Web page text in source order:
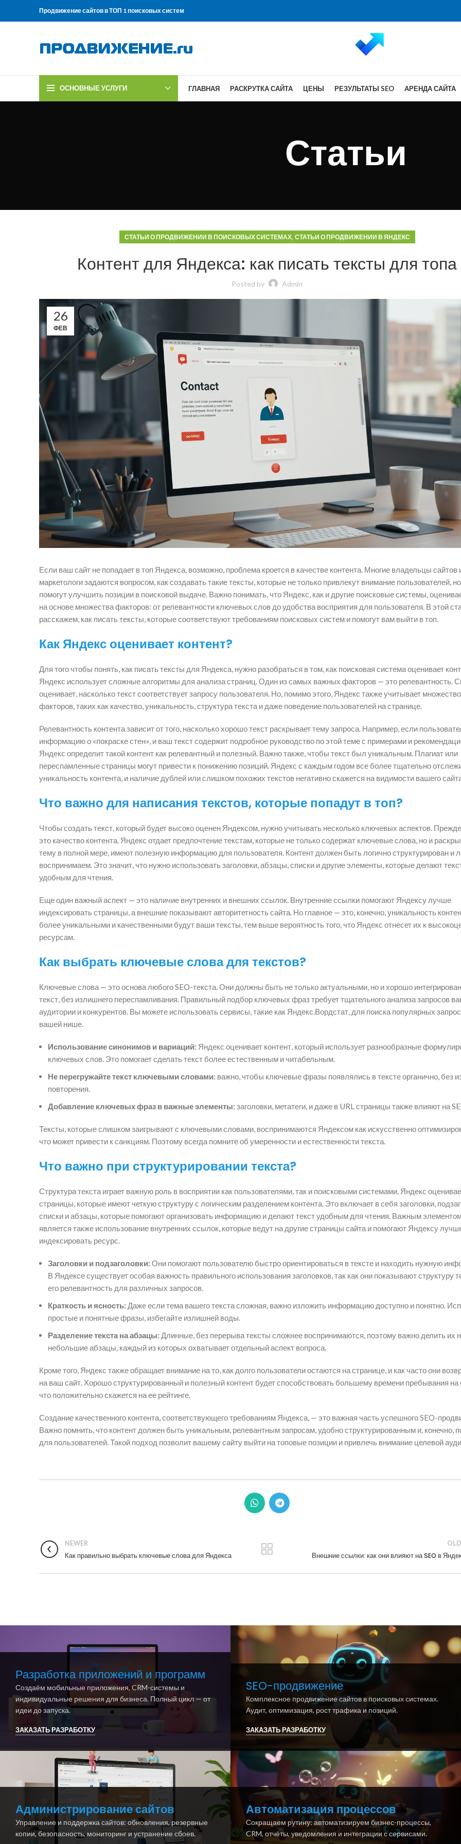
Продвижение сайтов в ТОП 1 поисковых систем
ОСНОВНЫЕ УСЛУГИ ГЛАВНАЯ РАСКРУТКА САЙТА ЦЕНЫ РЕЗУЛЬТАТЫ SEO АРЕНДА САЙТА
Статьи
СТАТЬИ О ПРОДВИЖЕНИИ В ПОИСКОВЫХ СИСТЕМАХ, СТАТЬИ О ПРОДВИЖЕНИИ В ЯНДЕКС
Контент для Яндекса: как писать тексты для топа
Posted by Admin
26
ФЕВ
Если ваш сайт не попадает в топ Яндекса, возможно, проблема кроется в качестве контента. Многие владельцы сайтов
маркетологи задаются вопросом, как создавать такие тексты, которые не только привлекут внимание пользователей,
помогут улучшить позиции в поисковой выдаче. Важно понимать, что Яндекс, как и другие поисковые системы,
на основе множества факторов: от релевантности ключевых слов до удобства восприятия для пользователя. В этой
расскажем, как писать тексты, которые соответствуют требованиям поисковых систем и помогут вам выйти в топ.
Как Яндекс оценивает контент?
Для того чтобы понять, как писать тексты для Яндекса, нужно разобраться в том, как поисковая система оценивает
Яндекс использует сложные алгоритмы для анализа страниц. Один из самых важных факторов — это релевантность.
оценивает, насколько текст соответствует запросу пользователя. Но, помимо этого, Яндекс также учитывает
факторов, таких как качество, уникальность, структура текста и даже поведение пользователей на странице.
Релевантность контента зависит от того, насколько хорошо текст раскрывает тему запроса. Например, если
информацию о «покраске стен», и ваш текст содержит подробное руководство по этой теме с примерами и
Яндекс определит такой контент как релевантный и полезный. Важно также, чтобы текст был уникальным. Плагиат или
переспамленные страницы могут привести к понижению позиций. Яндекс с каждым годом все более тщательно
уникальность контента, и наличие дублей или слишком похожих текстов негативно скажется на видимости вашего
Что важно для написания текстов, которые попадут в топ?
Чтобы создать текст, который будет высоко оценен Яндексом, нужно учитывать несколько ключевых аспектов. Прежде
это качество контента. Яндекс отдает предпочтение текстам, которые не только содержат ключевые слова, но и
тему в полной мере, имеют полезную информацию для пользователя. Контент должен быть логично структурирован и
воспринимаем. Это значит, что нужно использовать заголовки, абзацы, списки и другие элементы, которые делают
удобным для чтения.
Еще один важный аспект — это наличие внутренних и внешних ссылок. Внутренние ссылки помогают Яндексу лучше
индексировать страницы, а внешние показывают авторитетность сайта. Но главное — это, конечно, уникальность
более уникальными и качественными будут ваши тексты, тем выше вероятность того, что Яндекс отнесет их к
ресурсам.
Как выбрать ключевые слова для текстов?
Ключевые слова — это основа любого SEO-текста. Они должны быть не только актуальными, но и хорошо
текст, без излишнего переспамливания. Правильный подбор ключевых фраз требует тщательного анализа запросов
аудитории и конкурентов. Вы можете использовать сервисы, такие как Яндекс.Вордстат, для поиска популярных
вашей нише.
Использование синонимов и вариаций: Яндекс оценивает контент, который использует разнообразные
ключевых слов. Это помогает сделать текст более естественным и читабельным.
Не перегружайте текст ключевыми словами: важно, чтобы ключевые фразы появлялись в тексте органично, без
повторения.
Добавление ключевых фраз в важные элементы: заголовки, метатеги, и даже в URL страницы также влияют на
Тексты, которые слишком заигрывают с ключевыми словами, воспринимаются Яндексом как искусственно
что может привести к санкциям. Поэтому всегда помните об умеренности и естественности текста.
Что важно при структурировании текста?
Структура текста играет важную роль в восприятии как пользователями, так и поисковыми системами. Яндекс
страницы, которые имеют четкую структуру с логическим разделением контента. Это включает в себя заголовки,
списки и абзацы, которые помогают организовать информацию и делают текст удобным для чтения. Важным
является также использование внутренних ссылок, которые ведут на другие страницы сайта и помогают Яндексу
индексировать ресурс.
Заголовки и подзаголовки: Они помогают пользователю быстро ориентироваться в тексте и находить нужную
В Яндексе существует особая важность правильного использования заголовков, так как они показывают структуру
его релевантность для различных запросов.
Краткость и ясность: Даже если тема вашего текста сложная, важно изложить информацию доступно и понятно.
простые и понятные фразы, избегайте излишней воды.
Разделение текста на абзацы: Длинные, без перерыва тексты сложнее воспринимаются, поэтому важно делить их
небольшие абзацы, каждый из которых охватывает отдельный аспект вопроса.
Кроме того, Яндекс также обращает внимание на то, как долго пользователи остаются на странице, и как часто они
на ваш сайт. Хорошо структурированный и полезный контент будет способствовать большему времени пребывания на
что положительно скажется на ее рейтинге.
Создание качественного контента, соответствующего требованиям Яндекса, — это важная часть успешного SEO-
Важно помнить, что контент должен быть уникальным, релевантным запросам, удобно структурированным и, конечно,
для пользователей. Такой подход позволит вашему сайту выйти на топовые позиции и привлечь внимание целевой
NEWER
Как правильно выбрать ключевые слова для Яндекса Внешние ссылки: как они влияют на SEO в
Разработка приложений и программ
Создаём мобильные приложения, CRM-системы и
индивидуальные решения для бизнеса. Полный цикл — от
идеи до запуска.
ЗАКАЗАТЬ РАЗРАБОТКУ
SEO-продвижение
Комплексное продвижение сайтов в поисковых системах.
Аудит, оптимизация, рост трафика и позиций.
ЗАКАЗАТЬ РАЗРАБОТКУ
Администрирование сайтов
Управление и поддержка сайтов: обновления, резервные
копии, безопасность, мониторинг и устранение сбоев.
Автоматизация процессов
Сокращаем рутину: автоматизируем бизнес-процессы,
CRM, отчёты, уведомления и интеграции с сервисами.